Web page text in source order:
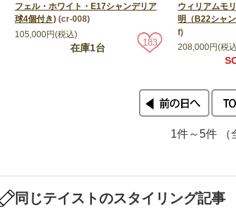
フェル・ホワイト・E17シャンデリア
球4個付き) (cr-008)
105,000円(税込)
在庫1台 183
ウィリアムモ
明（B22シャン
f)
208,000円(税
1件～5件 （
同じテイストのスタイリング記事